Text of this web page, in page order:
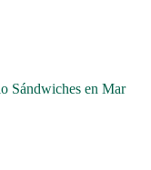
Sándwiches en Mar